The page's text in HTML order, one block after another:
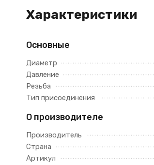
Характеристики
Основные
Диаметр
Давление
Резьба
Тип присоединения
О производителе
Производитель
Страна
Артикул